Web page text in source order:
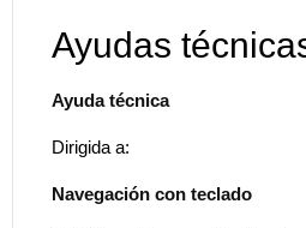
Ayudas
Ayuda técnica
Dirigida a:
Navegación con teclado